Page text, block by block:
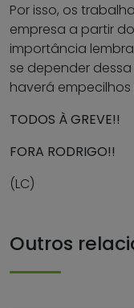
Por isso, os
empresa a partir
importância
se depender
haverá
TODOS À GREVE!!
FORA RODRIGO!!
(LC)
Outros